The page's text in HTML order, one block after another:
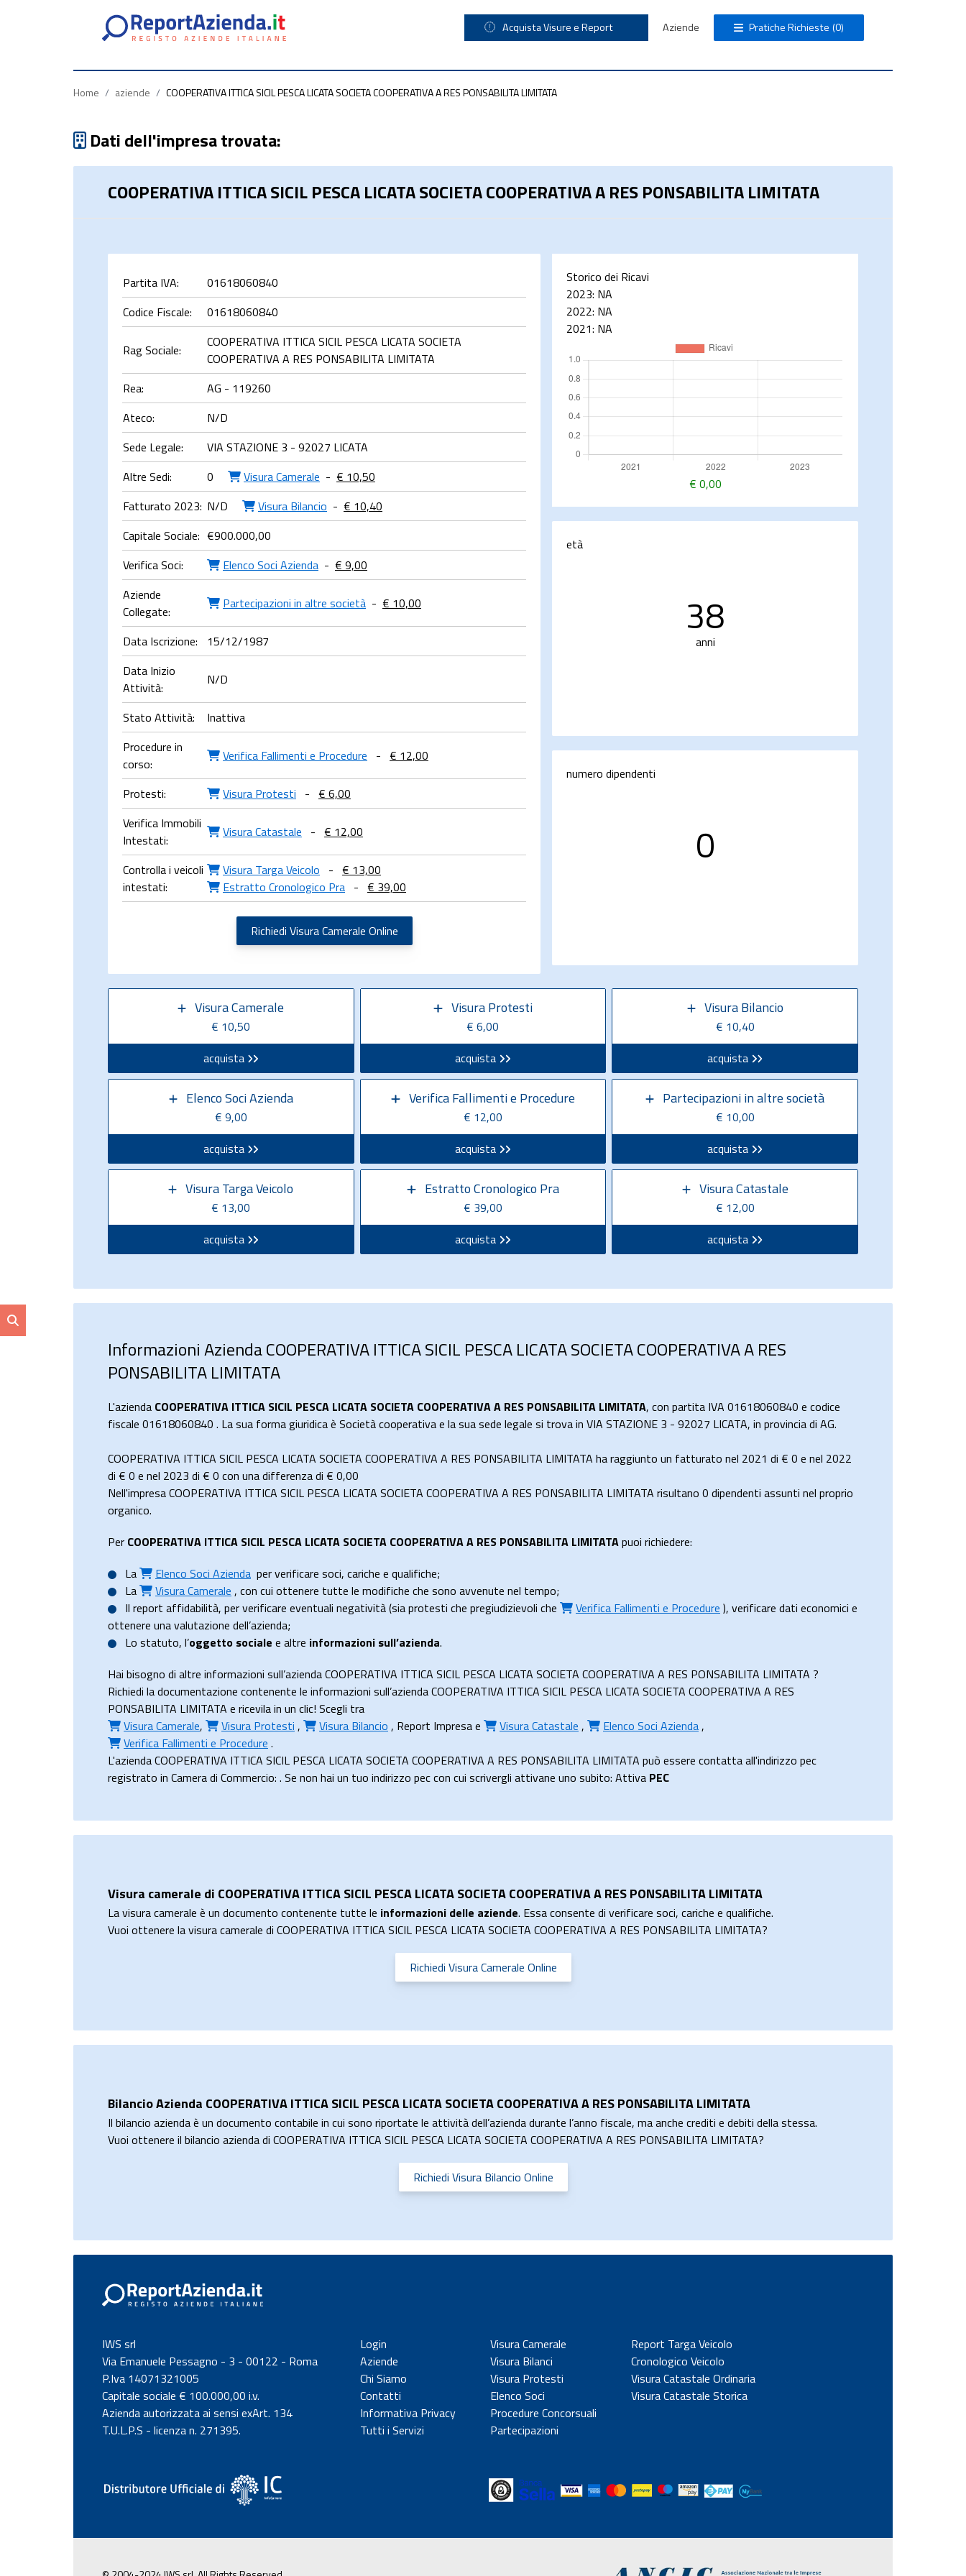
Acquista Visure e Report Aziende Pratiche Richieste (0)
Home / aziende / COOPERATIVA ITTICA SICIL PESCA LICATA SOCIETA COOPERATIVA A RES PONSABILITA LIMITATA
Dati dell'impresa trovata:
COOPERATIVA ITTICA SICIL PESCA LICATA SOCIETA COOPERATIVA A RES PONSABILITA LIMITATA
Partita IVA:
01618060840
Codice Fiscale:
01618060840
Rag Sociale:
COOPERATIVA ITTICA SICIL PESCA LICATA SOCIETA
COOPERATIVA A RES PONSABILITA LIMITATA
Rea:
AG - 119260
Ateco:
N/D
Sede Legale:
VIA STAZIONE 3 - 92027 LICATA
Altre Sedi:
0 Visura Camerale - € 10,50
Fatturato 2023: N/D Visura Bilancio - € 10,40
Capitale Sociale: €900.000,00
Verifica Soci:
Elenco Soci Azienda - € 9,00
Aziende
Collegate:
Partecipazioni in altre società - € 10,00
Data Iscrizione:
15/12/1987
Data Inizio
Attività:
N/D
Stato Attività:
Inattiva
Procedure in
corso:
Verifica Fallimenti e Procedure - € 12,00
Protesti: Visura Protesti - € 6,00
Verifica Immobili
Intestati:
Visura Catastale - € 12,00
Controlla i veicoli
intestati:
Visura Targa Veicolo - € 13,00
Estratto Cronologico Pra - € 39,00
Richiedi Visura Camerale Online
Storico dei Ricavi
2023: NA
2022: NA
2021: NA
€ 0,00
età
38
anni
numero dipendenti
0
Visura Camerale
€ 10,50
acquista
Visura Protesti
€ 6,00
acquista
Visura Bilancio
€ 10,40
acquista
Elenco Soci Azienda
€ 9,00
acquista
Verifica Fallimenti e Procedure
€ 12,00
acquista
Partecipazioni in altre società
€ 10,00
acquista
Visura Targa Veicolo
€ 13,00
acquista
Estratto Cronologico Pra
€ 39,00
acquista
Visura Catastale
€ 12,00
acquista
Informazioni Azienda COOPERATIVA ITTICA SICIL PESCA LICATA SOCIETA COOPERATIVA A RES
PONSABILITA LIMITATA
L'azienda COOPERATIVA ITTICA SICIL PESCA LICATA SOCIETA COOPERATIVA A RES PONSABILITA LIMITATA, con partita IVA 01618060840 e codice
fiscale 01618060840 . La sua forma giuridica è Società cooperativa e la sua sede legale si trova in VIA STAZIONE 3 - 92027 LICATA, in provincia di AG.
COOPERATIVA ITTICA SICIL PESCA LICATA SOCIETA COOPERATIVA A RES PONSABILITA LIMITATA ha raggiunto un fatturato nel 2021 di € 0 e nel 2022
di € 0 e nel 2023 di € 0 con una differenza di € 0,00
Nell'impresa COOPERATIVA ITTICA SICIL PESCA LICATA SOCIETA COOPERATIVA A RES PONSABILITA LIMITATA risultano 0 dipendenti assunti nel proprio
organico.
Per COOPERATIVA ITTICA SICIL PESCA LICATA SOCIETA COOPERATIVA A RES PONSABILITA LIMITATApuoi richiedere:
La
Elenco Soci Azienda per verificare soci, cariche e qualifiche;
La
Visura Camerale , con cui ottenere tutte le modifiche che sono avvenute nel tempo;
Il report affidabilità, per verificare eventuali negatività (sia protesti che pregiudizievoli che Verifica Fallimenti e Procedure ), verificare dati economici e
ottenere una valutazione dell’azienda;
Lo statuto, l’oggetto sociale e altre informazioni sull’azienda.
Hai bisogno di altre informazioni sull’azienda COOPERATIVA ITTICA SICIL PESCA LICATA SOCIETA COOPERATIVA A RES PONSABILITA LIMITATA ?
Richiedi la documentazione contenente le informazioni sull’azienda COOPERATIVA ITTICA SICIL PESCA LICATA SOCIETA COOPERATIVA A RES
PONSABILITA LIMITATA e ricevila in un clic! Scegli tra
Visura Camerale, Visura Protesti , Visura Bilancio , Report Impresae Visura Catastale , Elenco Soci Azienda,
Verifica Fallimenti e Procedure .
L'azienda COOPERATIVA ITTICA SICIL PESCA LICATA SOCIETA COOPERATIVA A RES PONSABILITA LIMITATA può essere contatta all'indirizzo pec
registrato in Camera di Commercio: . Se non hai un tuo indirizzo pec con cui scrivergli attivane uno subito: Attiva PEC
Visura camerale di COOPERATIVA ITTICA SICIL PESCA LICATA SOCIETA COOPERATIVA A RES PONSABILITA LIMITATA
La visura camerale è un documento contenente tutte le informazioni delle aziende. Essa consente di verificare soci, cariche e qualifiche.
Vuoi ottenere la visura camerale di COOPERATIVA ITTICA SICIL PESCA LICATA SOCIETA COOPERATIVA A RES PONSABILITA LIMITATA?
Richiedi Visura Camerale Online
Bilancio Azienda COOPERATIVA ITTICA SICIL PESCA LICATA SOCIETA COOPERATIVA A RES PONSABILITA LIMITATA
Il bilancio azienda è un documento contabile in cui sono riportate le attività dell’azienda durante l’anno fiscale, ma anche crediti e debiti della stessa.
Vuoi ottenere il bilancio azienda di COOPERATIVA ITTICA SICIL PESCA LICATA SOCIETA COOPERATIVA A RES PONSABILITA LIMITATA?
Richiedi Visura Bilancio Online
IWS srl
Via Emanuele Pessagno - 3 - 00122 - Roma
P.Iva 14071321005
Capitale sociale € 100.000,00 i.v.
Azienda autorizzata ai sensi exArt. 134
T.U.L.P.S - licenza n. 271395.
Login
Aziende
Chi Siamo
Contatti
Informativa Privacy
Tutti i Servizi
Visura Camerale
Visura Bilanci
Visura Protesti
Elenco Soci
Procedure Concorsuali
Partecipazioni
Report Targa Veicolo
Cronologico Veicolo
Visura Catastale Ordinaria
Visura Catastale Storica